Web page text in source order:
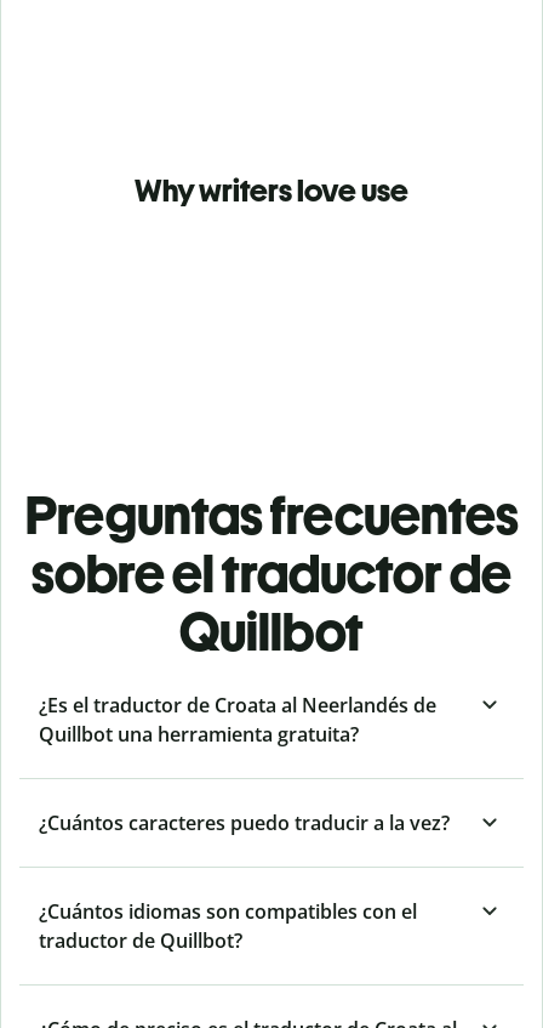
Why writers love use
Preguntas frecuentes
sobre el traductor de
Quillbot
¿Es el traductor de Croata al Neerlandés de
Quillbot una herramienta gratuita?
¿Cuántos caracteres puedo traducir a la vez?
¿Cuántos idiomas son compatibles con el
traductor de Quillbot?